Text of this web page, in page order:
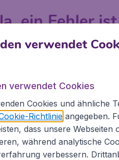
ein Fehler
Flugladen.at
Informationen
verwendet
verwendet Cookies
Cookies und ähnliche
Richtlinieangegeben.
dass unsere Webseiten
während analytische
verbessern.